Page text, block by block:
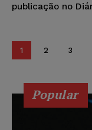
publicação no
1 2 3
Popular